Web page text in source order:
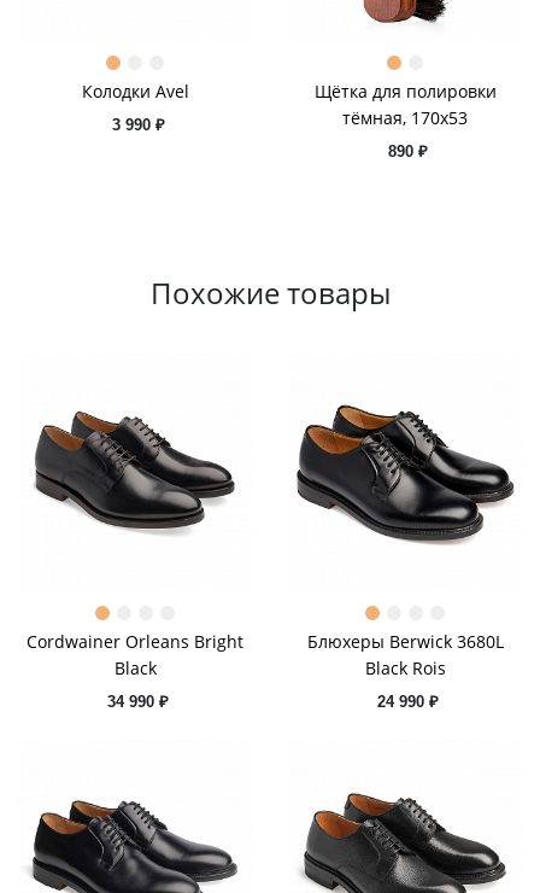
Колодки Avel
3 990 ₽
Щётка для полировки
тёмная, 170x53
890 ₽
Похожие товары
Cordwainer Orleans Bright
Black
34 990 ₽
Блюхеры Berwick 3680L
Black Rois
24 990 ₽